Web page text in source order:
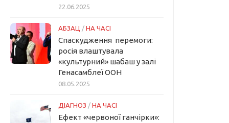
22.06.2025
АБЗАЦ / НА ЧАСІ
Спаскудження перемоги:
росія влаштувала
«культурний» шабаш у залі
Генасамблеї ООН
08.05.2025
ДІАГНОЗ / НА ЧАСІ
Ефект «червоної ганчірки»: